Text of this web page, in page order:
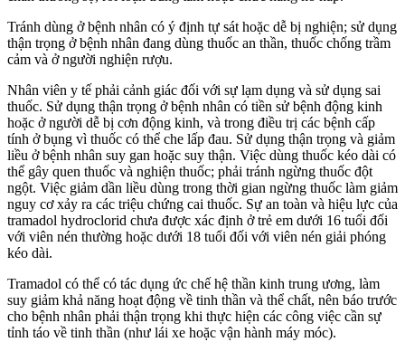
Tránh dùng ở bệnh nhân có ý định tự sát hoặc dễ bị nghiện; sử dụng
thận trọng ở bệnh nhân đang dùng thuốc an thần, thuốc chống trầm
cảm và ở người nghiện rượu.
Nhân viên y tế phải cảnh giác đối với sự lạm dụng và sử dụng sai
thuốc. Sử dụng thận trọng ở bệnh nhân có tiền sử bệnh động kinh
hoặc ở người dễ bị cơn động kinh, và trong điều trị các bệnh cấp
tính ở bụng vì thuốc có thể che lấp đau. Sử dụng thận trọng và giảm
liều ở bệnh nhân suy gan hoặc suy thận. Việc dùng thuốc kéo dài có
thể gây quen thuốc và nghiện thuốc; phải tránh ngừng thuốc đột
ngột. Việc giảm dần liều dùng trong thời gian ngừng thuốc làm giảm
nguy cơ xảy ra các triệu chứng cai thuốc. Sự an toàn và hiệu lực của
tramadol hydroclorid chưa được xác định ở trẻ em dưới 16 tuổi đối
với viên nén thường hoặc dưới 18 tuổi đối với viên nén giải phóng
kéo dài.
Tramadol có thể có tác dụng ức chế hệ thần kinh trung ương, làm
suy giảm khả năng hoạt động về tinh thần và thể chất, nên báo trước
cho bệnh nhân phải thận trọng khi thực hiện các công việc cần sự
tỉnh táo về tinh thần (như lái xe hoặc vận hành máy móc).